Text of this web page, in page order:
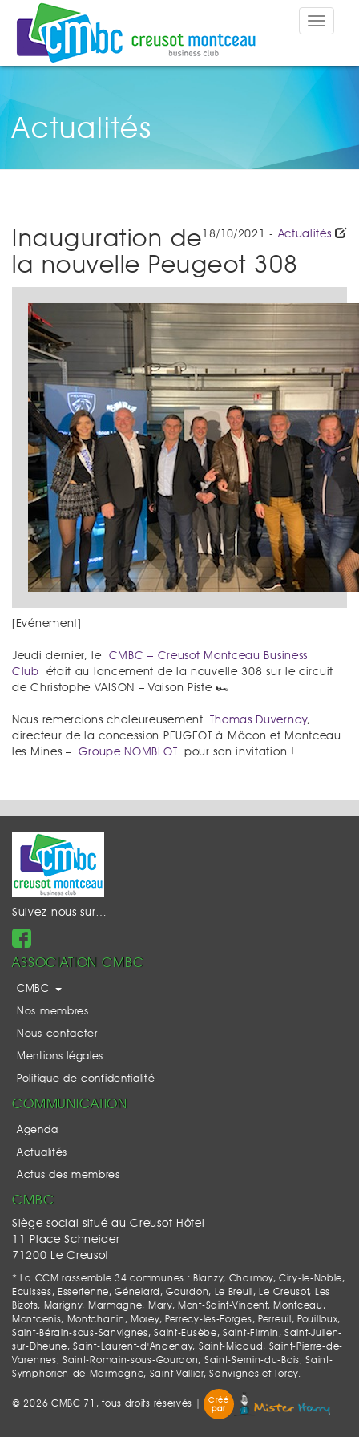
Toggle
Actualités
18/10/2021 -Actualités
Inauguration de
la nouvelle Peugeot 308
[Evénement]
Jeudi dernier, le CMBC – Creusot Montceau Business
Club était au lancement de la nouvelle 308 sur le circuit
de Christophe VAISON – Vaison Piste 🏎️
Nous remercions chaleureusement Thomas Duvernay,
directeur de la concession PEUGEOT à Mâcon et Montceau
les Mines –Groupe NOMBLOT pour son invitation !
Suivez-nous sur…
ASSOCIATION CMBC
CMBC
Nos membres
Nous contacter
Mentions légales
Politique de confidentialité
COMMUNICATION
Agenda
Actualités
Actus des membres
CMBC
Siège social situé au Creusot Hôtel
11 Place Schneider
71200 Le Creusot
* La CCM rassemble 34 communes : Blanzy, Charmoy, Ciry-le-Noble,
Ecuisses, Essertenne, Génelard, Gourdon, Le Breuil, Le Creusot, Les
Bizots, Marigny, Marmagne, Mary, Mont-Saint-Vincent, Montceau,
Montcenis, Montchanin, Morey, Perrecy-les-Forges, Perreuil, Pouilloux,
Saint-Bérain-sous-Sanvignes, Saint-Eusèbe, Saint-Firmin, Saint-Julien-
sur-Dheune, Saint-Laurent-d'Andenay, Saint-Micaud, Saint-Pierre-de-
Varennes, Saint-Romain-sous-Gourdon, Saint-Sernin-du-Bois, Saint-
Symphorien-de-Marmagne, Saint-Vallier, Sanvignes et Torcy.
© 2026 CMBC 71, tous droits réservés |
Créé
par